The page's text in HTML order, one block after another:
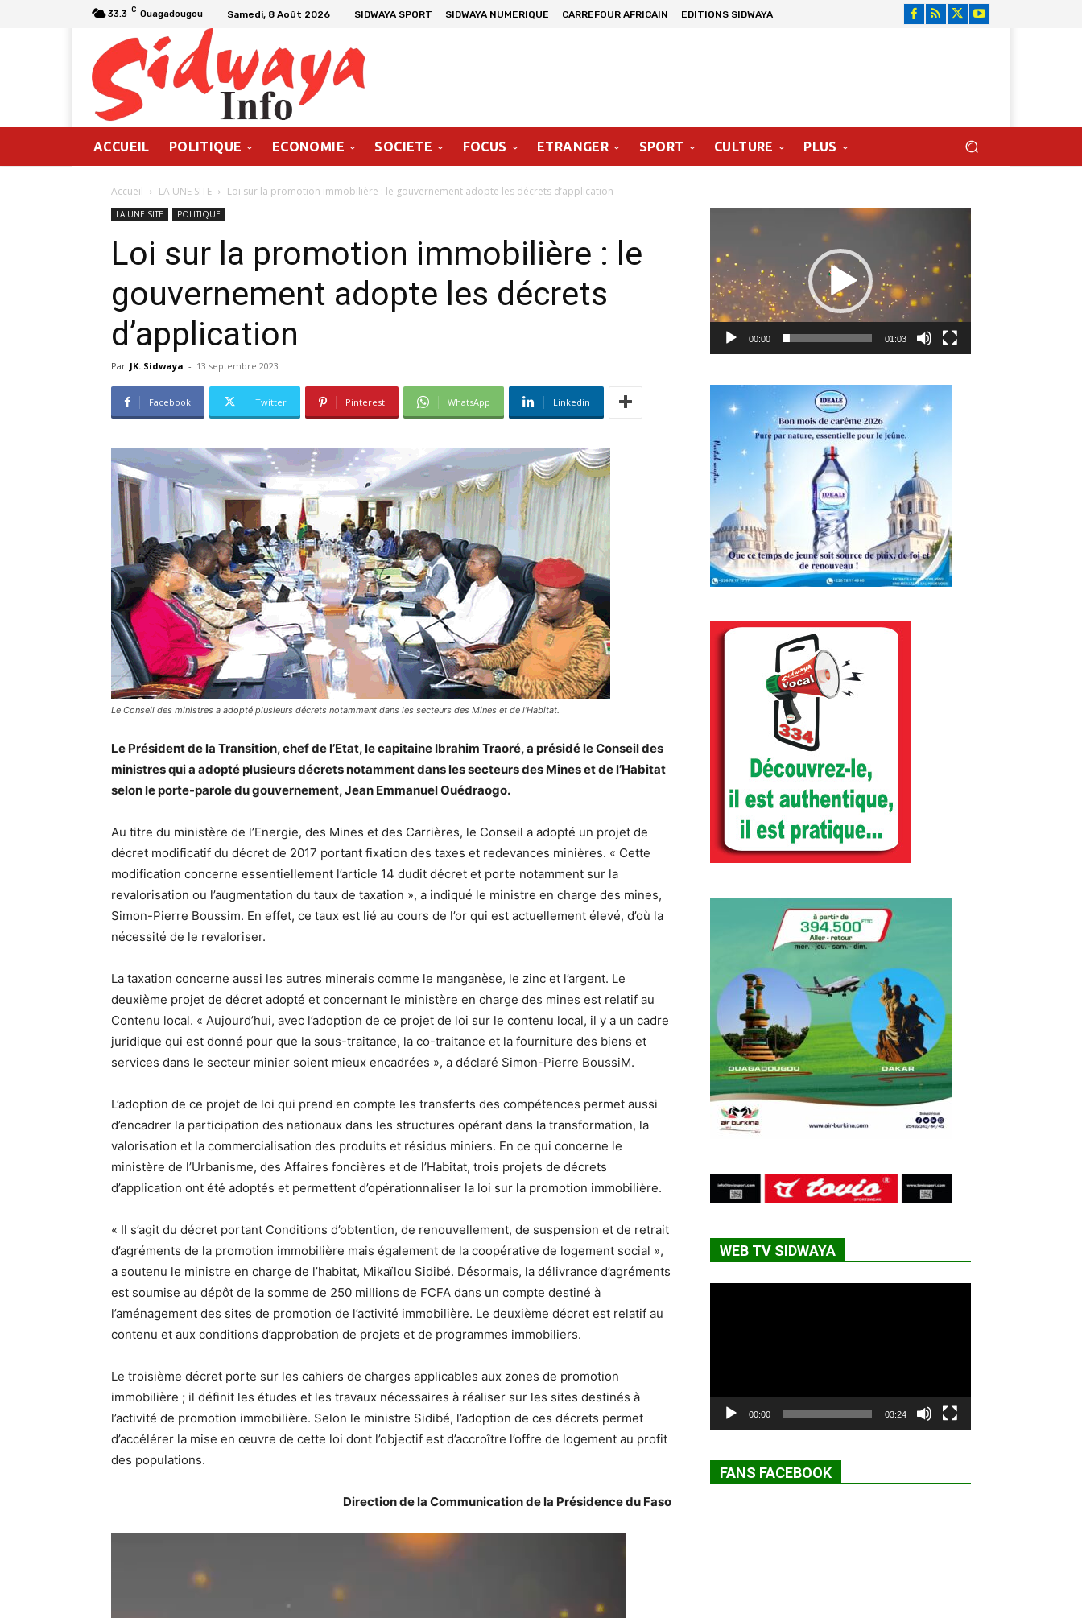
33.3 C Ouagadougou Samedi, 8 Août 2026 SIDWAYA SPORT SIDWAYA NUMERIQUE CARREFOUR AFRICAIN EDITIONS SIDWAYA
ACCUEIL POLITIQUE ECONOMIE SOCIETE FOCUS ETRANGER SPORT CULTURE PLUS
Accueil LA UNE SITE Loi sur la promotion immobilière : le gouvernement adopte les décrets d’application
LA UNE SITE POLITIQUE
Loi sur la promotion immobilière : le
gouvernement adopte les décrets
d’application
Par JK. Sidwaya - 13 septembre 2023
Facebook Twitter Pinterest WhatsApp Linkedin
Le Conseil des ministres a adopté plusieurs décrets notamment dans les secteurs des Mines et de l’Habitat.
Le Président de la Transition, chef de l’Etat, le capitaine Ibrahim Traoré, a présidé le Conseil des
ministres qui a adopté plusieurs décrets notamment dans les secteurs des Mines et de l’Habitat
selon le porte-parole du gouvernement, Jean Emmanuel Ouédraogo.
Au titre du ministère de l’Energie, des Mines et des Carrières, le Conseil a adopté un projet de
décret modificatif du décret de 2017 portant fixation des taxes et redevances minières. « Cette
modification concerne essentiellement l’article 14 dudit décret et porte notamment sur la
revalorisation ou l’augmentation du taux de taxation », a indiqué le ministre en charge des mines,
Simon-Pierre Boussim. En effet, ce taux est lié au cours de l’or qui est actuellement élevé, d’où la
nécessité de le revaloriser.
La taxation concerne aussi les autres minerais comme le manganèse, le zinc et l’argent. Le
deuxième projet de décret adopté et concernant le ministère en charge des mines est relatif au
Contenu local. « Aujourd’hui, avec l’adoption de ce projet de loi sur le contenu local, il y a un cadre
juridique qui est donné pour que la sous-traitance, la co-traitance et la fourniture des biens et
services dans le secteur minier soient mieux encadrées », a déclaré Simon-Pierre BoussiM.
L’adoption de ce projet de loi qui prend en compte les transferts des compétences permet aussi
d’encadrer la participation des nationaux dans les structures opérant dans la transformation, la
valorisation et la commercialisation des produits et résidus miniers. En ce qui concerne le
ministère de l’Urbanisme, des Affaires foncières et de l’Habitat, trois projets de décrets
d’application ont été adoptés et permettent d’opérationnaliser la loi sur la promotion immobilière.
« Il s’agit du décret portant Conditions d’obtention, de renouvellement, de suspension et de retrait
d’agréments de la promotion immobilière mais également de la coopérative de logement social »,
a soutenu le ministre en charge de l’habitat, Mikaïlou Sidibé. Désormais, la délivrance d’agréments
est soumise au dépôt de la somme de 250 millions de FCFA dans un compte destiné à
l’aménagement des sites de promotion de l’activité immobilière. Le deuxième décret est relatif au
contenu et aux conditions d’approbation de projets et de programmes immobiliers.
Le troisième décret porte sur les cahiers de charges applicables aux zones de promotion
immobilière ; il définit les études et les travaux nécessaires à réaliser sur les sites destinés à
l’activité de promotion immobilière. Selon le ministre Sidibé, l’adoption de ces décrets permet
d’accélérer la mise en œuvre de cette loi dont l’objectif est d’accroître l’offre de logement au profit
des populations.
Direction de la Communication de la Présidence du Faso
Lecteur
00:00 01:03
WEB TV SIDWAYA
00:00 03:24
FANS FACEBOOK